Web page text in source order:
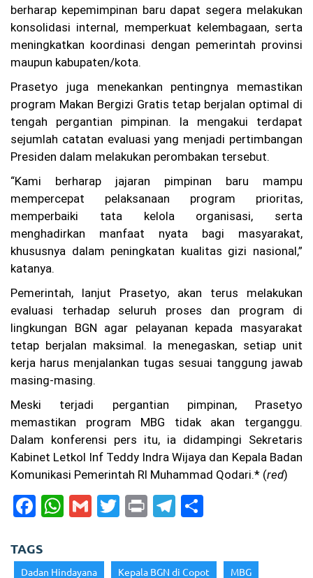
ur
an
Ja
ra
si
al
berharap kepemimpinan baru dapat segera melakukan
konsolidasi internal, memperkuat kelembagaan, serta
meningkatkan koordinasi dengan pemerintah provinsi
maupun kabupaten/kota.
Prasetyo juga menekankan pentingnya memastikan
program Makan Bergizi Gratis tetap berjalan optimal di
tengah pergantian pimpinan. Ia mengakui terdapat
sejumlah catatan evaluasi yang menjadi pertimbangan
Presiden dalam melakukan perombakan tersebut.
“Kami berharap jajaran pimpinan baru mampu
mempercepat pelaksanaan program prioritas,
memperbaiki tata kelola organisasi, serta
menghadirkan manfaat nyata bagi masyarakat,
khususnya dalam peningkatan kualitas gizi nasional,”
katanya.
Pemerintah, lanjut Prasetyo, akan terus melakukan
evaluasi terhadap seluruh proses dan program di
lingkungan BGN agar pelayanan kepada masyarakat
tetap berjalan maksimal. Ia menegaskan, setiap unit
kerja harus menjalankan tugas sesuai tanggung jawab
masing-masing.
Meski terjadi pergantian pimpinan, Prasetyo
memastikan program MBG tidak akan terganggu.
Dalam konferensi pers itu, ia didampingi Sekretaris
Kabinet Letkol Inf Teddy Indra Wijaya dan Kepala Badan
Komunikasi Pemerintah RI Muhammad Qodari.* (red)
F
a
c
W
h
G
m
T
w
Pr
in
T
el
TAGS
Dadan Hindayana Kepala BGN di Copot MBG